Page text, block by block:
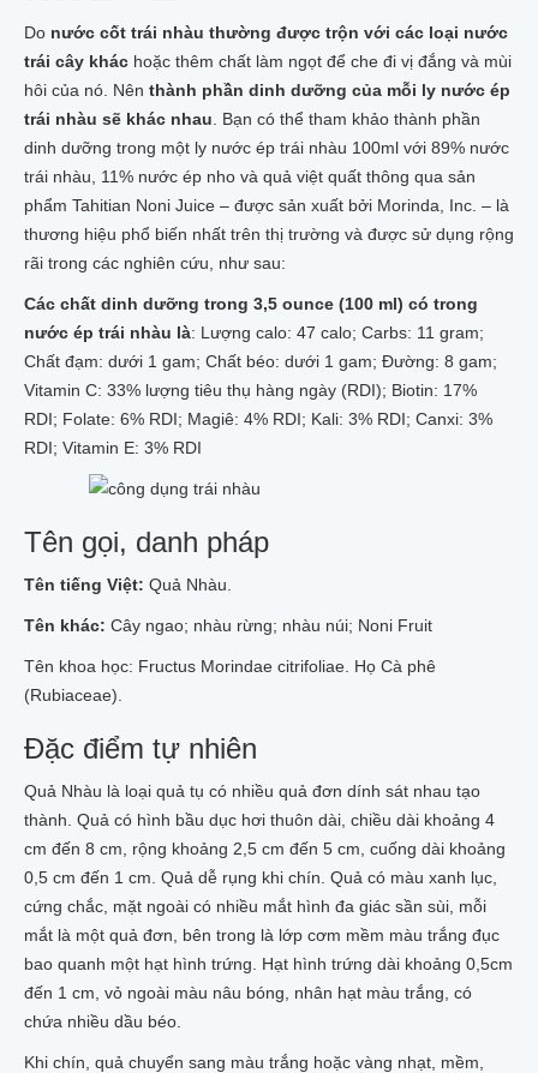
Do nước cốt trái nhàu thường được trộn với các loại nước
trái cây khác hoặc thêm chất làm ngọt để che đi vị đắng và mùi
hôi của nó. Nên thành phần dinh dưỡng của mỗi ly nước ép
trái nhàu sẽ khác nhau . Bạn có thể tham khảo thành phần
dinh dưỡng trong một ly nước ép trái nhàu 100ml với 89% nước
trái nhàu, 11% nước ép nho và quả việt quất thông qua sản
phẩm Tahitian Noni Juice – được sản xuất bởi Morinda, Inc. – là
thương hiệu phổ biến nhất trên thị trường và được sử dụng rộng
rãi trong các nghiên cứu, như sau:
Các chất dinh dưỡng trong 3,5 ounce (100 ml) có trong
nước ép trái nhàu là: Lượng calo: 47 calo; Carbs: 11 gram;
Chất đạm: dưới 1 gam; Chất béo: dưới 1 gam; Đường: 8 gam;
Vitamin C: 33% lượng tiêu thụ hàng ngày (RDI); Biotin: 17%
RDI; Folate: 6% RDI; Magiê: 4% RDI; Kali: 3% RDI; Canxi: 3%
RDI; Vitamin E: 3% RDI
Tên gọi, danh pháp
Tên tiếng Việt: Quả Nhàu.
Tên khác: Cây ngao; nhàu rừng; nhàu núi; Noni Fruit
Tên khoa học: Fructus Morindae citrifoliae. Họ Cà phê
(Rubiaceae).
Đặc điểm tự nhiên
Quả Nhàu là loại quả tụ có nhiều quả đơn dính sát nhau tạo
thành. Quả có hình bầu dục hơi thuôn dài, chiều dài khoảng 4
cm đến 8 cm, rộng khoảng 2,5 cm đến 5 cm, cuống dài khoảng
0,5 cm đến 1 cm. Quả dễ rụng khi chín. Quả có màu xanh lục,
cứng chắc, mặt ngoài có nhiều mắt hình đa giác sần sùi, mỗi
mắt là một quả đơn, bên trong là lớp cơm mềm màu trắng đục
bao quanh một hạt hình trứng. Hạt hình trứng dài khoảng 0,5cm
đến 1 cm, vỏ ngoài màu nâu bóng, nhân hạt màu trắng, có
chứa nhiều dầu béo.
Khi chín, quả chuyển sang màu trắng hoặc vàng nhạt, mềm,